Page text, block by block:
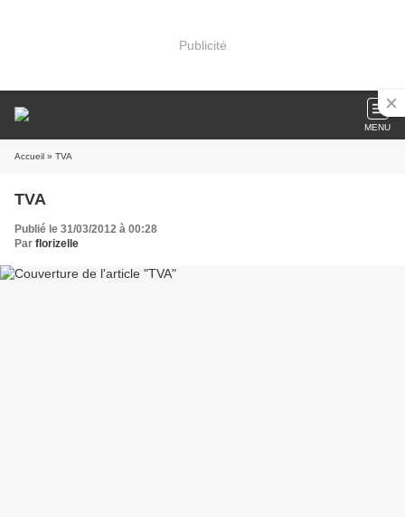
Publicité
MENU
Accueil » TVA
TVA
Publié le 31/03/2012 à 00:28
Par florizelle